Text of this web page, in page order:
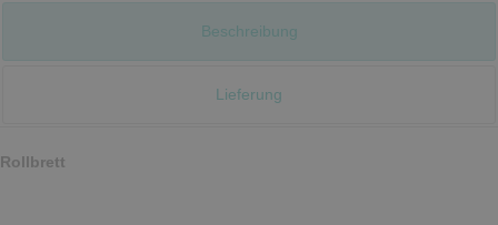
Beschreibung
Lieferung
Rollbrett